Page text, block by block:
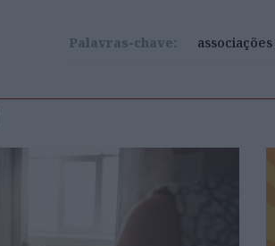
Palavras-chave: